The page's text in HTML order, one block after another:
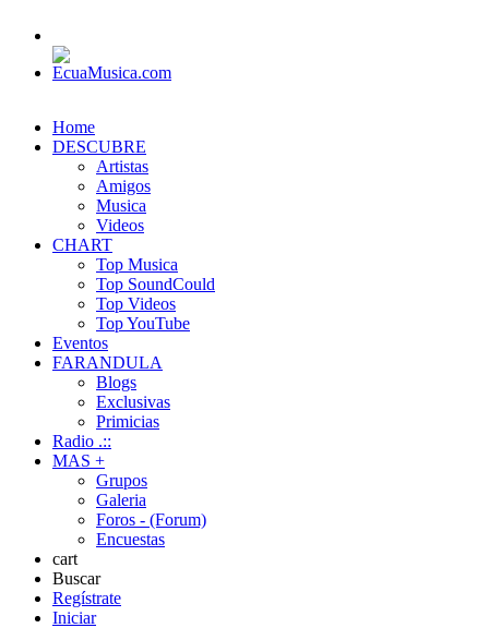
Home
DESCUBRE
Artistas
Amigos
Musica
Videos
CHART
Top Musica
Top SoundCould
Top Videos
Top YouTube
Eventos
FARANDULA
Blogs
Exclusivas
Primicias
Radio .::
MAS +
Grupos
Galeria
Foros - (Forum)
Encuestas
cart
Buscar
Regístrate
Iniciar